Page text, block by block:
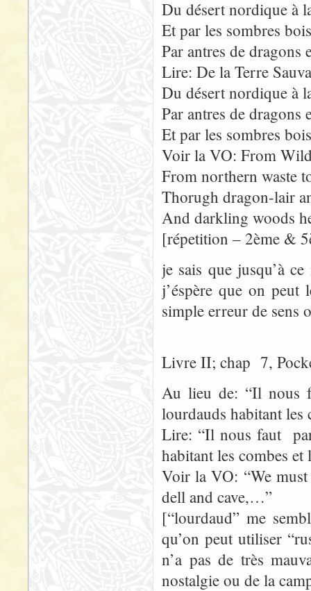
Du désert nordique à
Et par les sombres
Par antres de dragons
Lire: De la Terre
Du désert nordique à
Par antres de dragons
Et par les sombres
Voir la VO: From
From northern waste
Thorugh dragon-lair
And darkling woods
[répetition – 2ème &
je sais que jusqu’à
j’éspère que on
simple erreur de sens
Livre II; chap 7,
Au lieu de: “Il nous
lourdauds habitant les
Lire: “Il nous faut
habitant les combes
Voir la VO: “We
dell and cave,…”
[“lourdaud” me
qu’on peut utiliser
n’a pas de très
nostalgie ou de la